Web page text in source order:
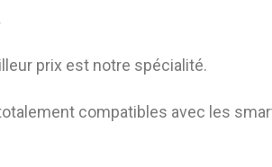
prix est notre spécialité.
compatibles avec les